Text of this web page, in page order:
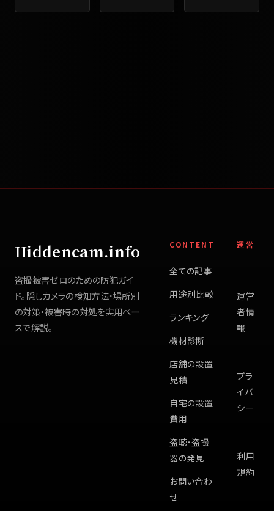
Hiddencam.info
盗撮被害ゼロのための防犯ガイ
ド。隠しカメラの検知方法・場所別
の対策・被害時の対処を実用ベー
スで解説。
CONTENT
全ての記事
用途別比較
ランキング
機材診断
店舗の設置
見積
自宅の設置
費用
盗聴・盗撮
器の発見
お問い合わ
せ
運営
運営
者情
報
プラ
イバ
シー
利用
規約